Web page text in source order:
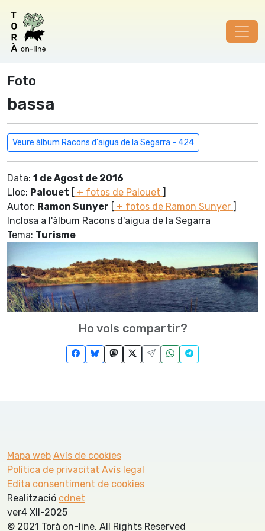
Foto
bassa
Veure àlbum Racons d'aigua de la Segarra - 424
Data: 1 de Agost de 2016
Lloc: Palouet [ + fotos de Palouet ]
Autor: Ramon Sunyer [ + fotos de Ramon Sunyer ]
Inclosa a l'àlbum Racons d'aigua de la Segarra
Tema: Turisme
Ho vols compartir?
Mapa web Avís de cookies
Política de privacitat Avís legal
Edita consentiment de cookies
Realització cdnet
ver4 XII-2025
© 2021 Torà on-line. All Rights Reserved